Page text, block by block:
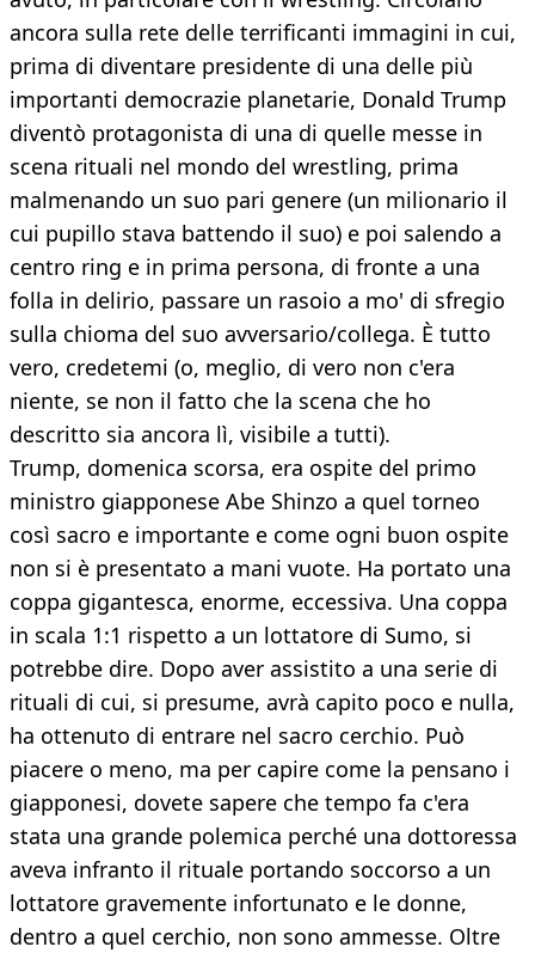
ancora sulla rete delle terrificanti immagini in cui,
prima di diventare presidente di una delle più
importanti democrazie planetarie, Donald Trump
diventò protagonista di una di quelle messe in
scena rituali nel mondo del wrestling, prima
malmenando un suo pari genere (un milionario il
cui pupillo stava battendo il suo) e poi salendo a
centro ring e in prima persona, di fronte a una
folla in delirio, passare un rasoio a mo' di sfregio
sulla chioma del suo avversario/collega. È tutto
vero, credetemi (o, meglio, di vero non c'era
niente, se non il fatto che la scena che ho
descritto sia ancora lì, visibile a tutti).
Trump, domenica scorsa, era ospite del primo
ministro giapponese Abe Shinzo a quel torneo
così sacro e importante e come ogni buon ospite
non si è presentato a mani vuote. Ha portato una
coppa gigantesca, enorme, eccessiva. Una coppa
in scala 1:1 rispetto a un lottatore di Sumo, si
potrebbe dire. Dopo aver assistito a una serie di
rituali di cui, si presume, avrà capito poco e nulla,
ha ottenuto di entrare nel sacro cerchio. Può
piacere o meno, ma per capire come la pensano i
giapponesi, dovete sapere che tempo fa c'era
stata una grande polemica perché una dottoressa
aveva infranto il rituale portando soccorso a un
lottatore gravemente infortunato e le donne,
dentro a quel cerchio, non sono ammesse. Oltre